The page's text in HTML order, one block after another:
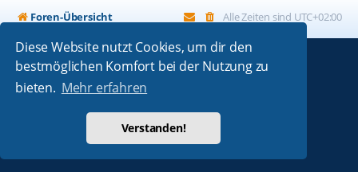
Diese Website nutzt Cookies, um dir den
bestmöglichen Komfort bei der Nutzung zu
bieten. Mehr erfahren
Verstanden!
Foren-Übersicht Alle Zeiten sind UTC+02:00
Powered byphpBB® Forum Software © phpBB Limited
Absolution style by
Deutsche Übersetzung durch
Datenschutz|Nutzungsbedingungen